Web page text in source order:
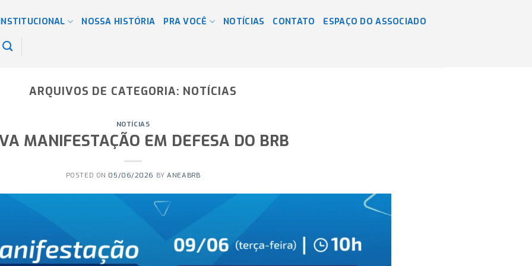
NOSSA HISTÓRIA PRA VOCÊ NOTÍCIAS CONTATO ESPAÇO DO ASSOCIADO
ARQUIVOS DE CATEGORIA: NOTÍCIAS
NOTÍCIAS
MANIFESTAÇÃO EM DEFESA DO BRB
POSTED ON 05/06/2026 BYANEABRB